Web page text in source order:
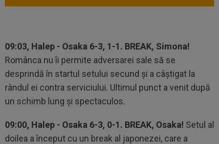
09:03, Halep - Osaka 6-3, 1-1. BREAK, Simona!
Românca nu îi permite adversarei sale să se
desprindă în startul setului secund şi a câştigat la
rândul ei contra serviciului. Ultimul punct a venit după
un schimb lung şi spectaculos.
09:00, Halep - Osaka 6-3, 0-1. BREAK, Osaka! Setul al
doilea a început cu un break al japonezei, care a